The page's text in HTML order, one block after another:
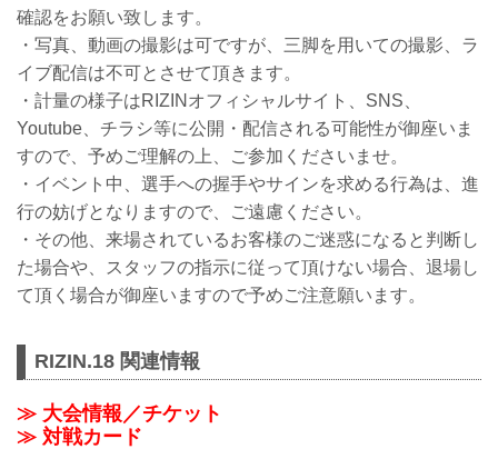
確認をお願い致します。
・写真、動画の撮影は可ですが、三脚を用いての撮影、ラ
イブ配信は不可とさせて頂きます。
・計量の様子はRIZINオフィシャルサイト、SNS、
Youtube、チラシ等に公開・配信される可能性が御座いま
すので、予めご理解の上、ご参加くださいませ。
・イベント中、選手への握手やサインを求める行為は、進
行の妨げとなりますので、ご遠慮ください。
・その他、来場されているお客様のご迷惑になると判断し
た場合や、スタッフの指示に従って頂けない場合、退場し
て頂く場合が御座いますので予めご注意願います。
RIZIN.18 関連情報
≫ 大会情報／チケット
≫ 対戦カード